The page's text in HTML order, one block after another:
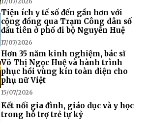
Tiện ích y tế số đến gần hơn với
cộng đồng qua Trạm Công dân số
đầu tiên ở phố đi bộ Nguyễn Huệ
17/07/2026
Hơn 35 năm kinh nghiệm, bác sĩ
Võ Thị Ngọc Huệ và hành trình
phục hồi vùng kín toàn diện cho
phụ nữ Việt
15/07/2026
Kết nối gia đình, giáo dục và y học
trong hỗ trợ trẻ tự kỷ